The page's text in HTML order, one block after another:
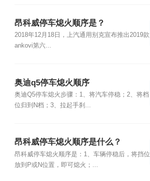
昂科威停车熄火顺序是？
2018年12月18日，上汽通用别克宣布推出2019款
ankovi第六...
奥迪q5停车熄火顺序
奥迪Q5停车熄火步骤：1、将汽车停稳；2、将档
位归到N档；3、拉起手刹...
昂科威停车熄火顺序是什么？
昂科威停车熄火顺序是：1、车辆停稳后，将挡位
放到P或N位置，即可熄火；...